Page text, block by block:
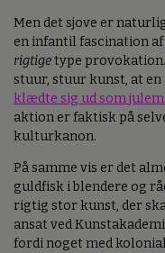
Men det sjove er
en infantil fascination
rigtigetype
stuur, stuur kunst, at
klædte sig ud som
aktion er faktisk på
kulturkanon.
På samme vis er det
guldfisk i blendere og
rigtig stor kunst, der
ansat ved
fordi noget med